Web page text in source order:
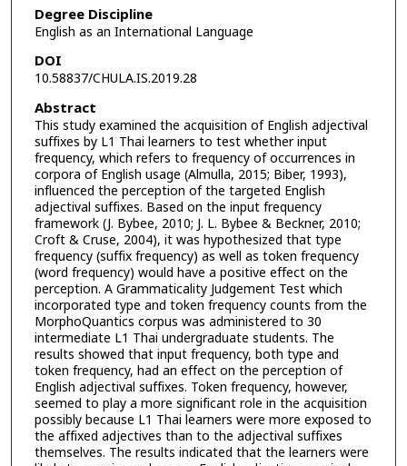
Degree Discipline
English as an International Language
DOI
10.58837/CHULA.IS.2019.28
Abstract
This study examined the acquisition of English adjectival
suffixes by L1 Thai learners to test whether input
frequency, which refers to frequency of occurrences in
corpora of English usage (Almulla, 2015; Biber, 1993),
influenced the perception of the targeted English
adjectival suffixes. Based on the input frequency
framework (J. Bybee, 2010; J. L. Bybee & Beckner, 2010;
Croft & Cruse, 2004), it was hypothesized that type
frequency (suffix frequency) as well as token frequency
(word frequency) would have a positive effect on the
perception. A Grammaticality Judgement Test which
incorporated type and token frequency counts from the
MorphoQuantics corpus was administered to 30
intermediate L1 Thai undergraduate students. The
results showed that input frequency, both type and
token frequency, had an effect on the perception of
English adjectival suffixes. Token frequency, however,
seemed to play a more significant role in the acquisition
possibly because L1 Thai learners were more exposed to
the affixed adjectives than to the adjectival suffixes
themselves. The results indicated that the learners were